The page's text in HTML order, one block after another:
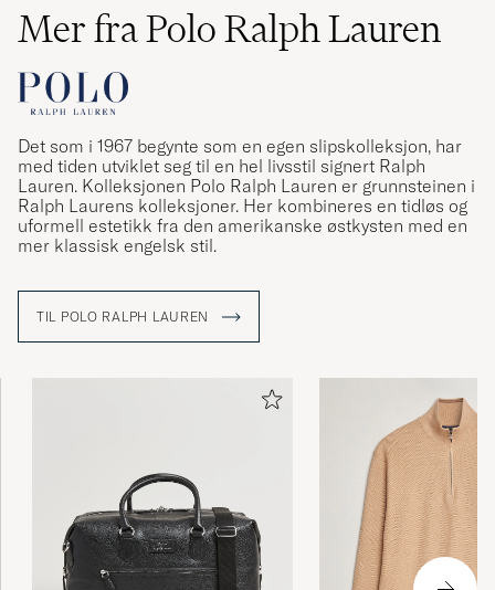
Mer fra Polo Ralph Lauren
Det som i 1967 begynte som en egen slipskolleksjon, har
med tiden utviklet seg til en hel livsstil signert Ralph
Lauren. Kolleksjonen Polo Ralph Lauren er grunnsteinen i
Ralph Laurens kolleksjoner. Her kombineres en tidløs og
uformell estetikk fra den amerikanske østkysten med en
mer klassisk engelsk stil.
TIL POLO RALPH LAUREN